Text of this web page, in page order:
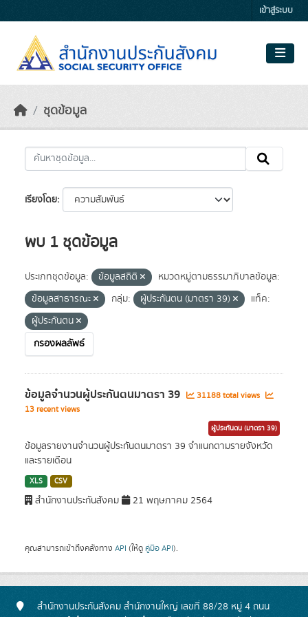
เข้าสู่ระบบ
ชุดข้อมูล
เรียงโดย
พบ 1 ชุดข้อมูล
ประเภทชุดข้อมูล: ข้อมูลสถิติ
หมวดหมู่ตามธรรมาภิบาลข้อมูล:
ข้อมูลสาธารณะ
กลุ่ม: ผู้ประกันตน (มาตรา 39)
แท็ค:
ผู้ประกันตน
กรองผลลัพธ์
ข้อมูลจำนวนผู้ประกันตนมาตรา 39
31188 total views
13 recent views
ผู้ประกันตน (มาตรา 39)
ข้อมูลรายงานจำนวนผู้ประกันตนมาตรา 39 จำแนกตามรายจังหวัด
และรายเดือน
XLS CSV
สำนักงานประกันสังคม 21 พฤษภาคม 2564
คุณสามารถเข้าถึงคลังทาง API (ให้ดู คู่มือ API).
สำนักงานประกันสังคม สำนักงานใหญ่ เลขที่ 88/28 หมู่ 4 ถนน